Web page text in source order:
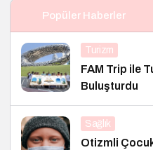
Popüler Haberler
Turizm
FAM Trip ile
Buluşturdu
Sağlık
Otizmli